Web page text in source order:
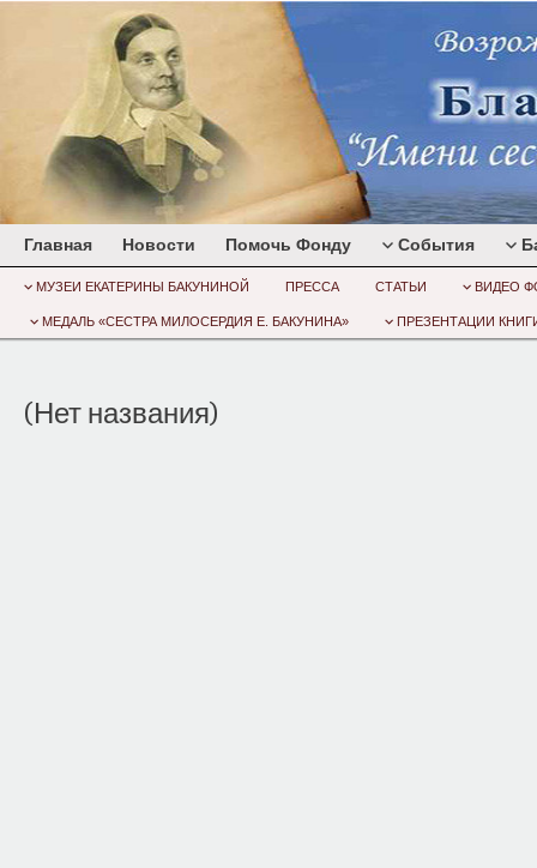
Главная Новости Помочь Фонду События
МУЗЕИ ЕКАТЕРИНЫ БАКУНИНОЙ ПРЕССА СТАТЬИ ВИДЕО
МЕДАЛЬ «СЕСТРА МИЛОСЕРДИЯ Е. БАКУНИНА» ПРЕЗЕНТАЦИИ
(Нет названия)